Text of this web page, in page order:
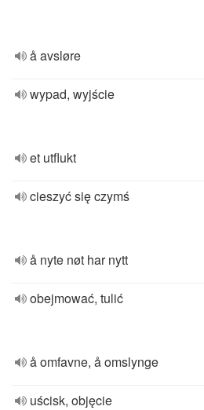
å avsløre
wypad, wyjście
et utflukt
cieszyć się czymś
å nyte nøt har nytt
obejmować, tulić
å omfavne, å omslynge
uścisk, objęcie